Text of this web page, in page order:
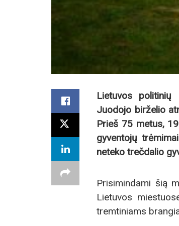
Lietuvos politinių
Juodojo birželio
Prieš 75 metus,
gyventojų
neteko trečdalio
Prisimindami šią
Lietuvos
tremtiniams